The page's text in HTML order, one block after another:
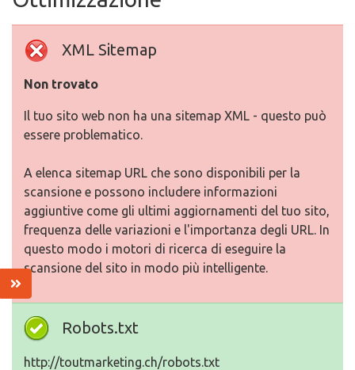
XML Sitemap
Non trovato
Il tuo sito web non ha una sitemap XML - questo può
essere problematico.
A elenca sitemap URL che sono disponibili per la
scansione e possono includere informazioni
aggiuntive come gli ultimi aggiornamenti del tuo sito,
frequenza delle variazioni e l'importanza degli URL. In
questo modo i motori di ricerca di eseguire la
scansione del sito in modo più intelligente.
Robots.txt
http://toutmarketing.ch/robots.txt